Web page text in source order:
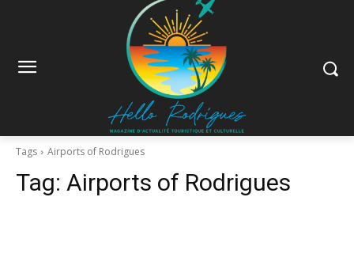
Tags Airports of Rodrigues
Tag: Airports of Rodrigues